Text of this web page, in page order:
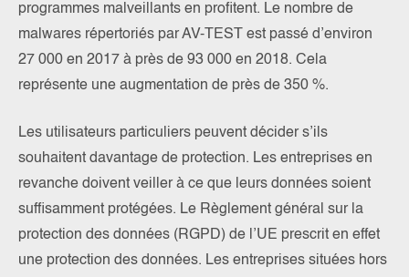
programmes malveillants en profitent. Le nombre de
malwares répertoriés par AV-TEST est passé d’environ
27 000 en 2017 à près de 93 000 en 2018. Cela
représente une augmentation de près de 350 %.
Les utilisateurs particuliers peuvent décider s’ils
souhaitent davantage de protection. Les entreprises en
revanche doivent veiller à ce que leurs données soient
suffisamment protégées. Le Règlement général sur la
protection des données (RGPD) de l’UE prescrit en effet
une protection des données. Les entreprises situées hors